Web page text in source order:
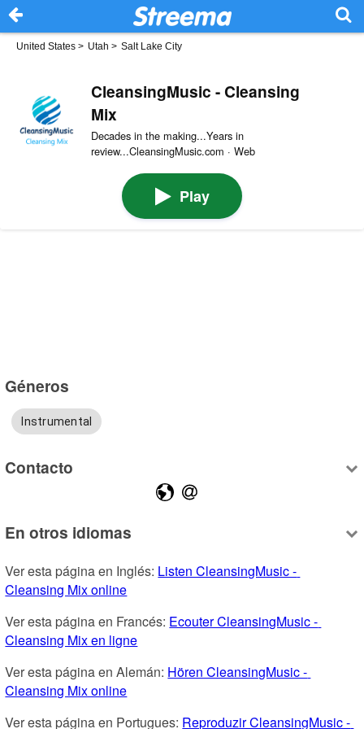
United States > Utah > Salt Lake City
CleansingMusic - Cleansing
Mix
Decades in the making...Years in
review...CleansingMusic.com · Web
Play
Géneros
Instrumental
Contacto
En otros idiomas
Ver esta página en Inglés: Listen CleansingMusic -
Cleansing Mix online
Ver esta página en Francés: Ecouter CleansingMusic -
Cleansing Mix en ligne
Ver esta página en Alemán: Hören CleansingMusic -
Cleansing Mix online
Ver esta página en Portugues: Reproduzir CleansingMusic -